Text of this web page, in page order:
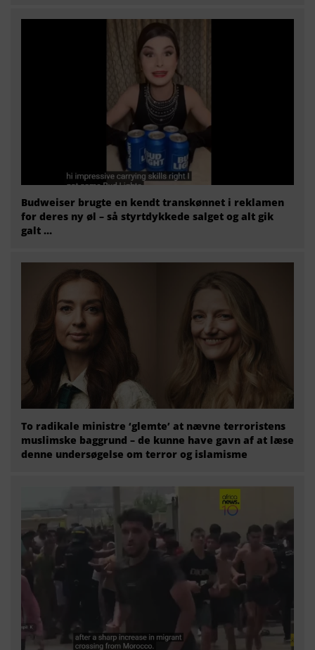
Budweiser brugte en kendt transkønnet i reklamen
for deres ny øl – så styrtdykkede salget og alt gik
galt …
To radikale ministre ‘glemte’ at nævne terroristens
muslimske baggrund – de kunne have gavn af at læse
denne undersøgelse om terror og islamisme